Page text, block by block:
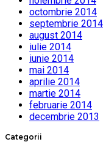
octombrie 2014
septembrie 2014
august 2014
iulie 2014
iunie 2014
mai 2014
aprilie 2014
martie 2014
februarie 2014
decembrie 2013
Categorii